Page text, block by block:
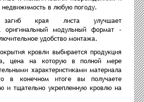
недвижимость в любую погоду.
загиб края листа улучшает
оригинальный модульный формат –
удобство монтажа.
кровли выбирается продукция
цена на которую в полной мере
характеристиками материала
в конечном итоге вы получаете
и тщательно укрепленную кровлю на